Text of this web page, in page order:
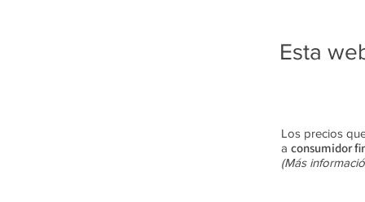
Esta
Los precios
a consumidor
(Más